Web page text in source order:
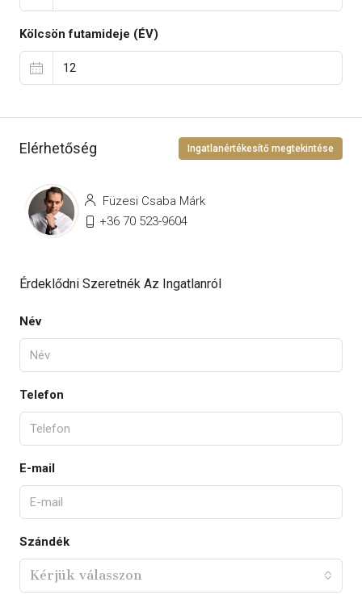
Kölcsön futamideje (ÉV)
Elérhetőség Ingatlanértékesítő megtekintése
Füzesi Csaba Márk
+36 70 523-9604
Érdeklődni Szeretnék Az Ingatlanról
Név
Telefon
E-mail
Szándék
Kérjük válasszon